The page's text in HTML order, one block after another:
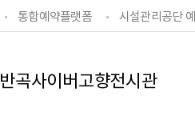
통합예약플랫폼 시설관리공단
반곡사이버고향전시관